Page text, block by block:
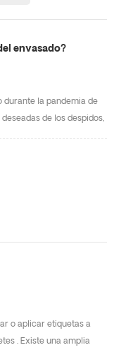
envasado?
durante la pandemia de
de los despidos,
también han tenido como
Pero la población
o aplicar etiquetas a
. Existe una amplia